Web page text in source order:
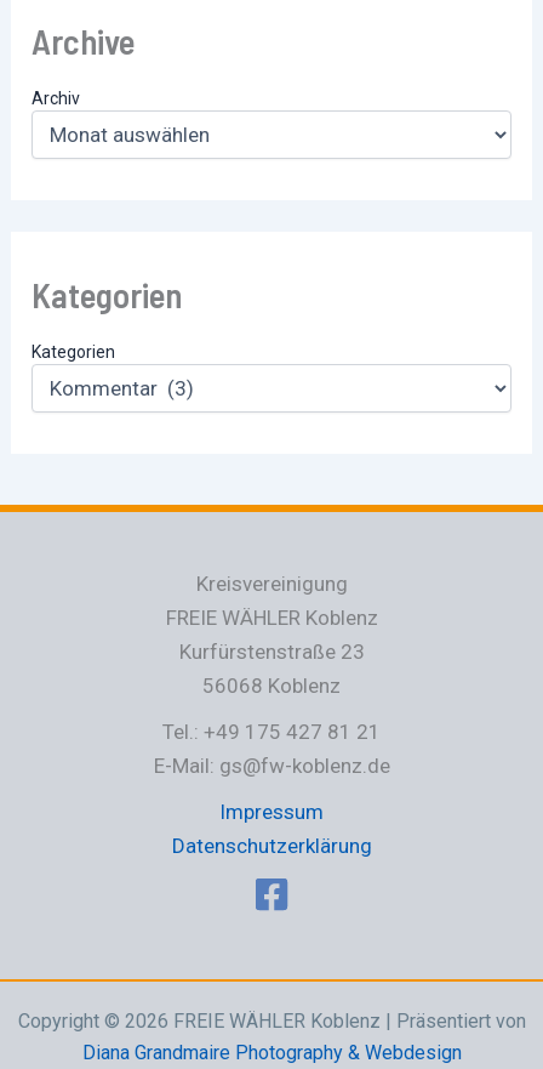
Archive
Archiv
Kategorien
Kategorien
Kreisvereinigung
FREIE WÄHLER Koblenz
Kurfürstenstraße 23
56068 Koblenz
Tel.: +49 175 427 81 21
E-Mail: gs@fw-koblenz.de
Impressum
Datenschutzerklärung
Copyright © 2026 FREIE WÄHLER Koblenz | Präsentiert von
Diana Grandmaire Photography & Webdesign